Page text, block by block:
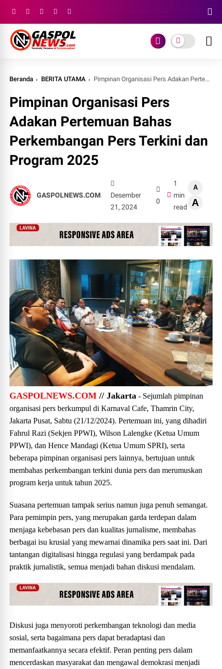
Beranda BERITA UTAMA Pimpinan Organisasi Pers Adakan Pertemuan Bahas Perkembangan Pers Terkini dan Program 2025
Pimpinan Organisasi Pers
Adakan Pertemuan Bahas
Perkembangan Pers Terkini dan
Program 2025
GASPOLNEWS.COM
Desember
21, 2024
0
1
min
read
A
A
GASPOLNEWS.COM // Jakarta - Sejumlah pimpinan
organisasi pers berkumpul di Karnaval Cafe, Thamrin City,
Jakarta Pusat, Sabtu (21/12/2024). Pertemuan ini, yang dihadiri
Fahrul Razi (Sekjen PPWI), Wilson Lalengke (Ketua Umum
PPWI), dan Hence Mandagi (Ketua Umum SPRI), serta
beberapa pimpinan organisasi pers lainnya, bertujuan untuk
membahas perkembangan terkini dunia pers dan merumuskan
program kerja untuk tahun 2025.
Suasana pertemuan tampak serius namun juga penuh semangat.
Para pemimpin pers, yang merupakan garda terdepan dalam
menjaga kebebasan pers dan kualitas jurnalisme, membahas
berbagai isu krusial yang mewarnai dinamika pers saat ini. Dari
tantangan digitalisasi hingga regulasi yang berdampak pada
praktik jurnalistik, semua menjadi bahan diskusi mendalam.
Diskusi juga menyoroti perkembangan teknologi dan media
sosial, serta bagaimana pers dapat beradaptasi dan
memanfaatkannya secara efektif. Peran penting pers dalam
mencerdaskan masyarakat dan mengawal demokrasi menjadi